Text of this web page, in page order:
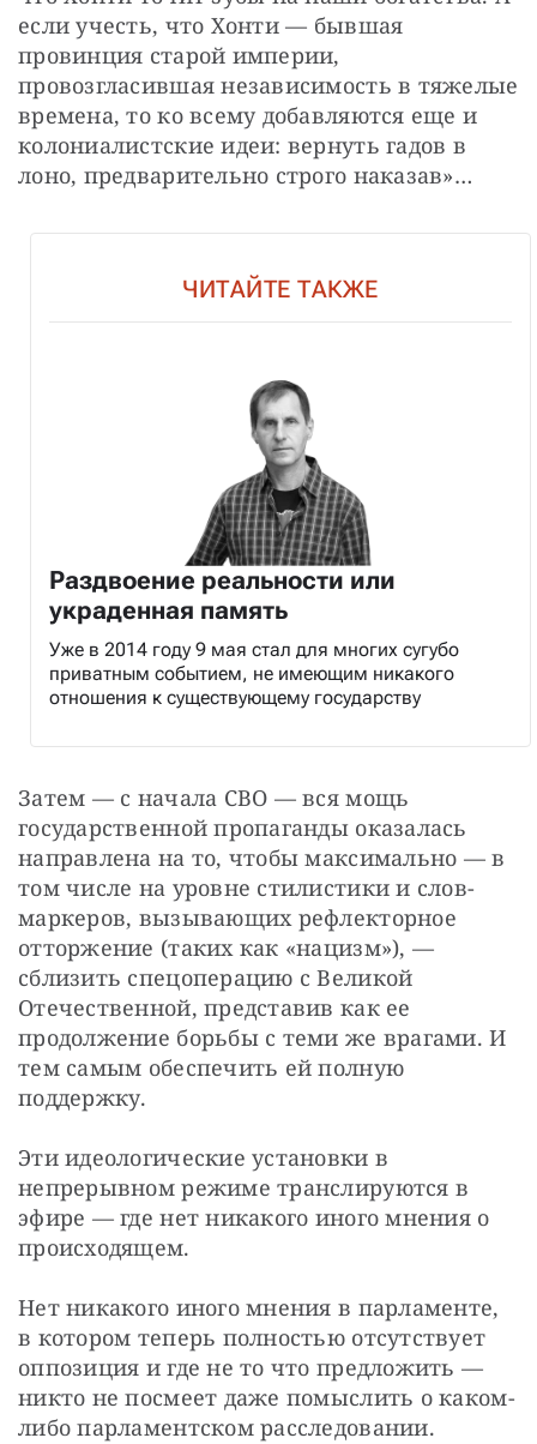
если учесть, что Хонти — бывшая
провинция старой империи,
провозгласившая независимость в тяжелые
времена, то ко всему добавляются еще и
колониалистские идеи: вернуть гадов в
лоно, предварительно строго наказав»…
ЧИТАЙТЕ ТАКЖЕ
Раздвоение реальности или
украденная память
Уже в 2014 году 9 мая стал для многих сугубо
приватным событием, не имеющим никакого
отношения к существующему государству
Затем — с начала СВО — вся мощь
государственной пропаганды оказалась
направлена на то, чтобы максимально — в
том числе на уровне стилистики и слов-
маркеров, вызывающих рефлекторное
отторжение (таких как «нацизм»), —
сблизить спецоперацию с Великой
Отечественной, представив как ее
продолжение борьбы с теми же врагами. И
тем самым обеспечить ей полную
поддержку.
Эти идеологические установки в
непрерывном режиме транслируются в
эфире — где нет никакого иного мнения о
происходящем.
Нет никакого иного мнения в парламенте,
в котором теперь полностью отсутствует
оппозиция и где не то что предложить —
никто не посмеет даже помыслить о каком-
либо парламентском расследовании.